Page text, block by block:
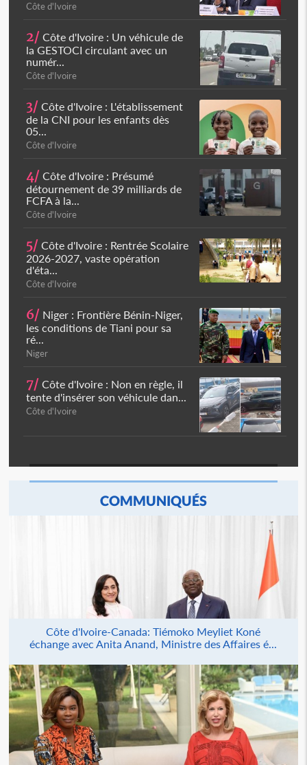
Côte d'Ivoire
2/ Côte d'Ivoire : Un véhicule de
la GESTOCI circulant avec un
numér...
Côte d'Ivoire
3/ Côte d'Ivoire : L'établissement
de la CNI pour les enfants dès
05...
Côte d'Ivoire
4/ Côte d'Ivoire : Présumé
détournement de 39 milliards de
FCFA à la...
Côte d'Ivoire
5/ Côte d'Ivoire : Rentrée Scolaire
2026-2027, vaste opération
d'éta...
Côte d'Ivoire
6/ Niger : Frontière Bénin-Niger,
les conditions de Tiani pour sa
ré...
Niger
7/ Côte d'Ivoire : Non en règle, il
tente d'insérer son véhicule dan...
Côte d'Ivoire
COMMUNIQUÉS
Côte d'Ivoire-Canada: Tiémoko Meyliet Koné
échange avec Anita Anand, Ministre des Affaires é...